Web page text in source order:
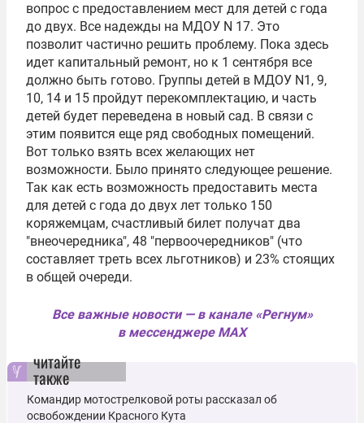
вопрос с предоставлением мест для детей с года
до двух. Все надежды на МДОУ N 17. Это
позволит частично решить проблему. Пока здесь
идет капитальный ремонт, но к 1 сентября все
должно быть готово. Группы детей в МДОУ N1, 9,
10, 14 и 15 пройдут перекомплектацию, и часть
детей будет переведена в новый сад. В связи с
этим появится еще ряд свободных помещений.
Вот только взять всех желающих нет
возможности. Было принято следующее решение.
Так как есть возможность предоставить места
для детей с года до двух лет только 150
коряжемцам, счастливый билет получат два
"внеочередника", 48 "первоочередников" (что
составляет треть всех льготников) и 23% стоящих
в общей очереди.
Все важные новости — в канале «Регнум»
в мессенджере MAX
читайте
также
Командир мотострелковой роты рассказал об
освобождении Красного Кута